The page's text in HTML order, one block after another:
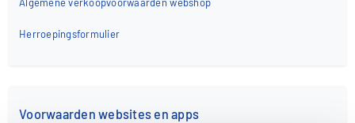
Algemene verkoopvoorwaarden webshop
Herroepingsformulier
Voorwaarden websites en apps